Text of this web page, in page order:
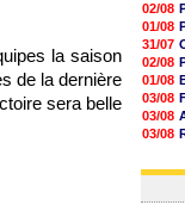
la saison
de la dernière
sera belle
02/08
01/08
31/07
02/08
01/08
03/08
03/08
03/08
31/07